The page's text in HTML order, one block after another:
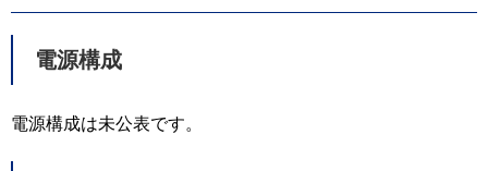
電源構成
電源構成は未公表です。